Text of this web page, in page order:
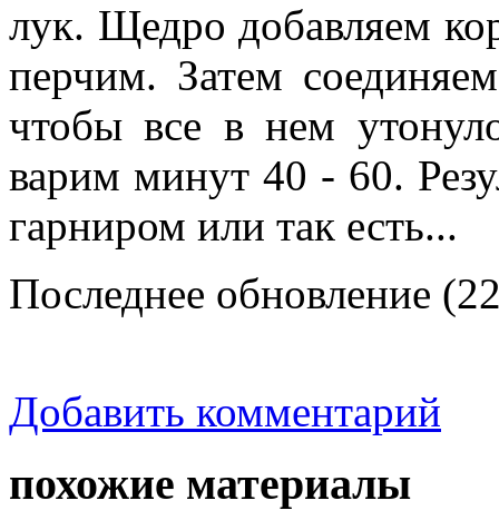
лук. Щедро добавляем
перчим. Затем
чтобы все в нем
варим минут 40 - 60.
гарниром или так есть...
Последнее обновление
Добавить комментарий
похожие материалы